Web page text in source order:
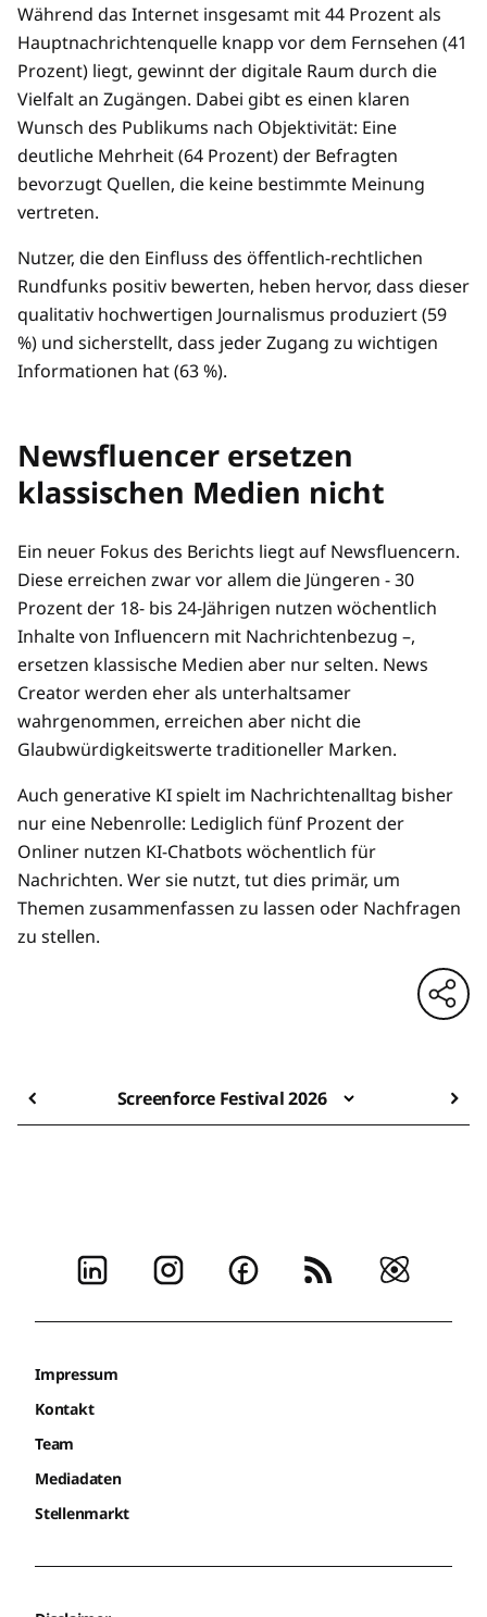
Während das Internet insgesamt mit 44 Prozent als
Hauptnachrichtenquelle knapp vor dem Fernsehen (41
Prozent) liegt, gewinnt der digitale Raum durch die
Vielfalt an Zugängen. Dabei gibt es einen klaren
Wunsch des Publikums nach Objektivität: Eine
deutliche Mehrheit (64 Prozent) der Befragten
bevorzugt Quellen, die keine bestimmte Meinung
vertreten.
Nutzer, die den Einfluss des öffentlich-rechtlichen
Rundfunks positiv bewerten, heben hervor, dass dieser
qualitativ hochwertigen Journalismus produziert (59
%) und sicherstellt, dass jeder Zugang zu wichtigen
Informationen hat (63 %).
Newsfluencer ersetzen
klassischen Medien nicht
Ein neuer Fokus des Berichts liegt auf Newsfluencern.
Diese erreichen zwar vor allem die Jüngeren - 30
Prozent der 18- bis 24-Jährigen nutzen wöchentlich
Inhalte von Influencern mit Nachrichtenbezug –,
ersetzen klassische Medien aber nur selten. News
Creator werden eher als unterhaltsamer
wahrgenommen, erreichen aber nicht die
Glaubwürdigkeitswerte traditioneller Marken.
Auch generative KI spielt im Nachrichtenalltag bisher
nur eine Nebenrolle: Lediglich fünf Prozent der
Onliner nutzen KI-Chatbots wöchentlich für
Nachrichten. Wer sie nutzt, tut dies primär, um
Themen zusammenfassen zu lassen oder Nachfragen
zu stellen.
Screenforce Festival 2026
Impressum
Kontakt
Team
Mediadaten
Stellenmarkt